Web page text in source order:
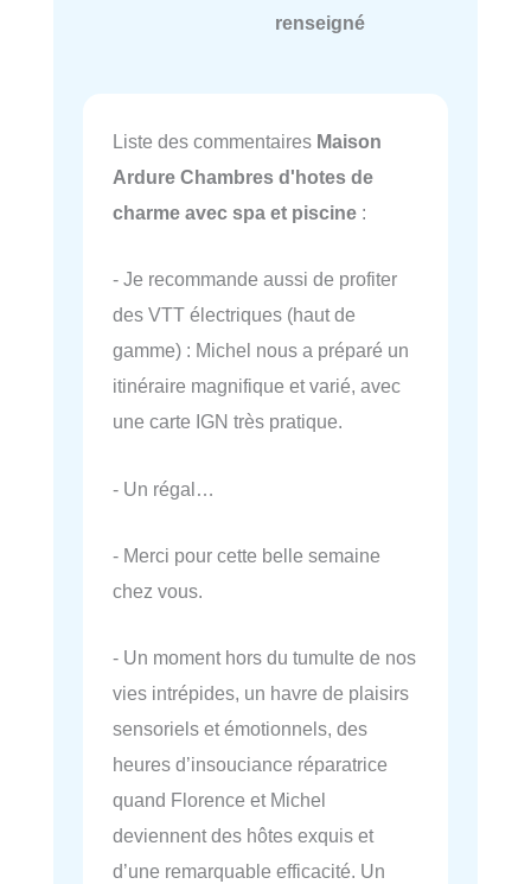
renseigné
Liste des commentaires Maison
Ardure Chambres d'hotes de
charme avec spa et piscine :
- Je recommande aussi de profiter
des VTT électriques (haut de
gamme) : Michel nous a préparé un
itinéraire magnifique et varié, avec
une carte IGN très pratique.
- Un régal…
- Merci pour cette belle semaine
chez vous.
- Un moment hors du tumulte de nos
vies intrépides, un havre de plaisirs
sensoriels et émotionnels, des
heures d’insouciance réparatrice
quand Florence et Michel
deviennent des hôtes exquis et
d’une remarquable efficacité. Un